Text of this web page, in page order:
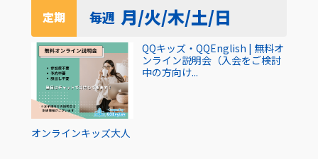
定期 毎週 月/火/木/土/日
オンラインキッズ大人
QQキッズ・QQEnglish | 無料オ
ンライン説明会（入会をご検討
中の方向け...